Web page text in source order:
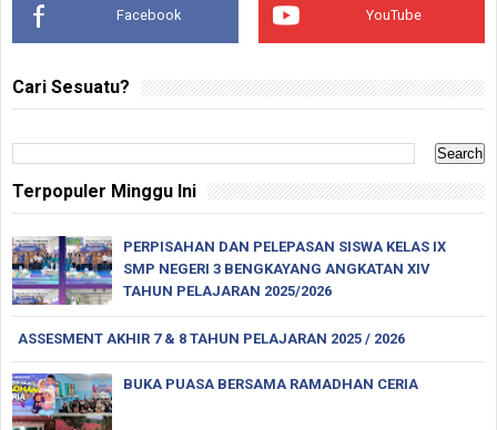
Facebook YouTube
Cari Sesuatu?
Terpopuler Minggu Ini
PERPISAHAN DAN PELEPASAN SISWA KELAS IX
SMP NEGERI 3 BENGKAYANG ANGKATAN XIV
TAHUN PELAJARAN 2025/2026
ASSESMENT AKHIR 7 & 8 TAHUN PELAJARAN 2025 / 2026
BUKA PUASA BERSAMA RAMADHAN CERIA